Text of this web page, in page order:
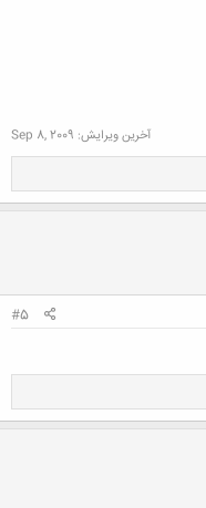
آخرین ویرایش: Sep 8, 2009
#5